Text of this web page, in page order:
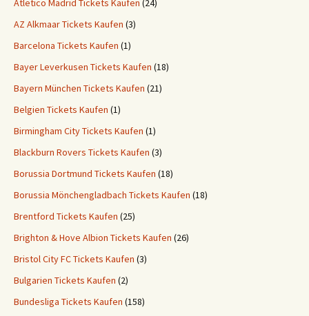
Atletico Madrid Tickets Kaufen (24)
AZ Alkmaar Tickets Kaufen (3)
Barcelona Tickets Kaufen (1)
Bayer Leverkusen Tickets Kaufen (18)
Bayern München Tickets Kaufen (21)
Belgien Tickets Kaufen (1)
Birmingham City Tickets Kaufen (1)
Blackburn Rovers Tickets Kaufen (3)
Borussia Dortmund Tickets Kaufen (18)
Borussia Mönchengladbach Tickets Kaufen (18)
Brentford Tickets Kaufen (25)
Brighton & Hove Albion Tickets Kaufen (26)
Bristol City FC Tickets Kaufen (3)
Bulgarien Tickets Kaufen (2)
Bundesliga Tickets Kaufen (158)